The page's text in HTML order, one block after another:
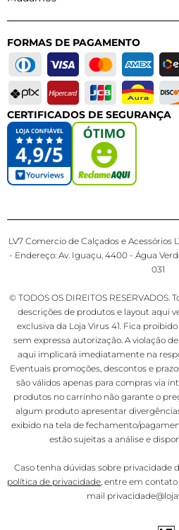
FORMAS DE PAGAMENTO
CERTIFICADOS DE SEGURANÇA
LV7 Comercio de Calçados e Acessórios
- Endereço: Av. Iguaçu, 4400 - Água
031
© TODOS OS DIREITOS RESERVADOS.
descrições de produtos e layout aqui
exclusiva da Loja Virus 41. Fica
sem expressa autorização. A violação
aqui implicará imediatamente na
Eventuais promoções, descontos e
são válidos apenas para compras via
produtos no carrinho não garante o
algum produto apresentar
exibido na tela de fechamento/
estão sujeitas a análise e
Caso tenha dúvidas sobre privacidade
política de privacidade , entre em
mail